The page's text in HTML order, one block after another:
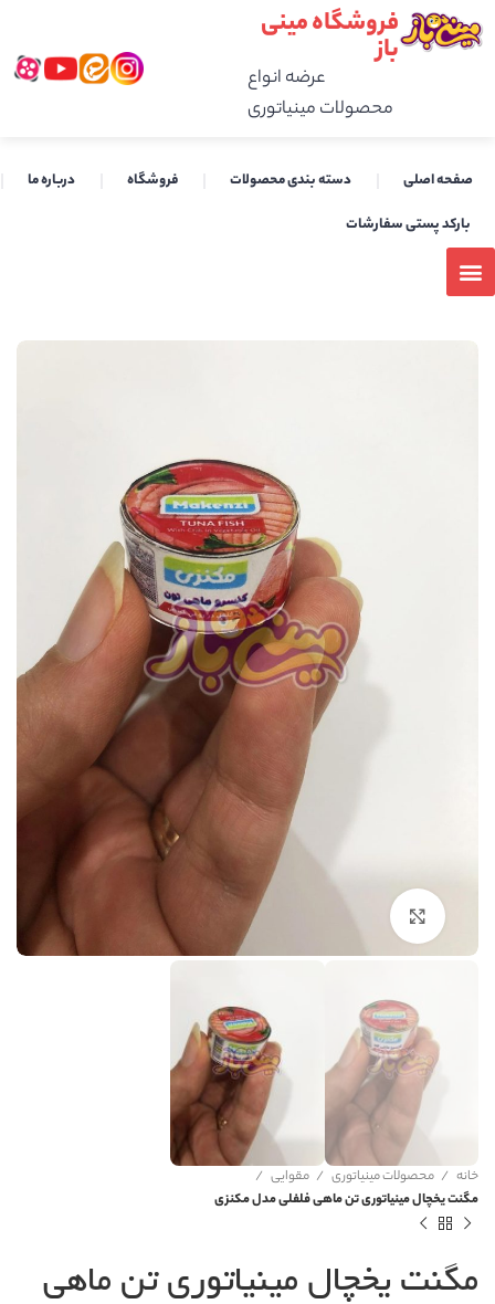
فروشگاه مینی
باز
عرضه انواع
محصولات مینیاتوری
صفحه اصلی دسته بندی محصولات فروشگاه
درباره ما
بارکد پستی سفارشات
خانه محصولات مینیاتوری
مقوایی
مگنت یخچال مینیاتوری تن ماهی فلفلی مدل مکنزی
مگنت یخچال مینیاتوری تن ماهی